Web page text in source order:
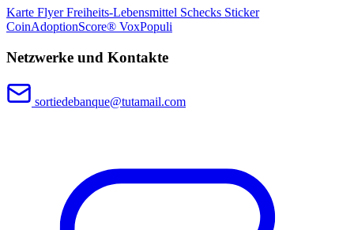
Karte FlyerFreiheits-Lebensmittel Schecks Sticker
CoinAdoptionScore® VoxPopuli
Netzwerke und Kontakte
sortiedebanque@tutamail.com